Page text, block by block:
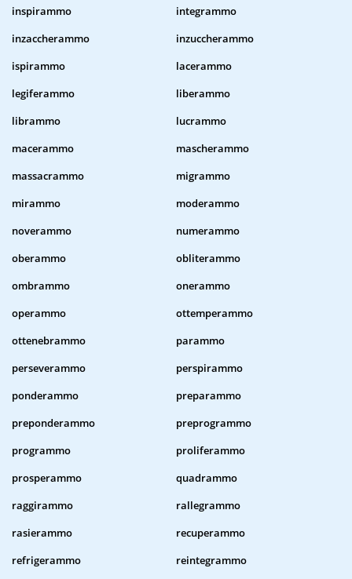
inspirammo
integrammo
inzaccherammo
inzuccherammo
ispirammo
lacerammo
legiferammo
liberammo
librammo
lucrammo
macerammo
mascherammo
massacrammo
migrammo
mirammo
moderammo
noverammo
numerammo
oberammo
obliterammo
ombrammo
onerammo
operammo
ottemperammo
ottenebrammo
parammo
perseverammo
perspirammo
ponderammo
preparammo
preponderammo
preprogrammo
programmo
proliferammo
prosperammo
quadrammo
raggirammo
rallegrammo
rasierammo
recuperammo
refrigerammo
reintegrammo